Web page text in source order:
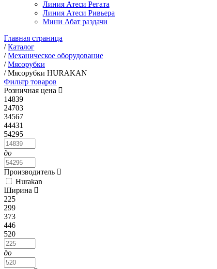
Линия Атеси Регата
Линия Атеси Ривьера
Мини Абат раздачи
Главная страница
/Каталог
/Механическое оборудование
/Мясорубки
/Мясорубки HURAKAN
Фильтр товаров
Розничная цена
14839
24703
34567
44431
54295
до
Производитель
Hurakan
Ширина
225
299
373
446
520
до